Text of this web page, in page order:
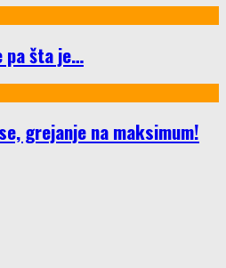
pa šta je…
grejanje na maksimum!